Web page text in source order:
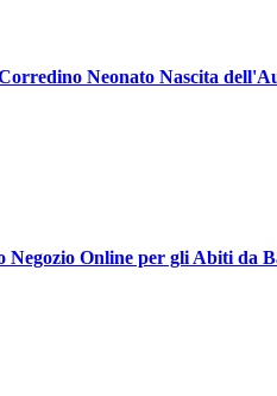
Neonato Nascita
Negozio Online per gli Abiti da